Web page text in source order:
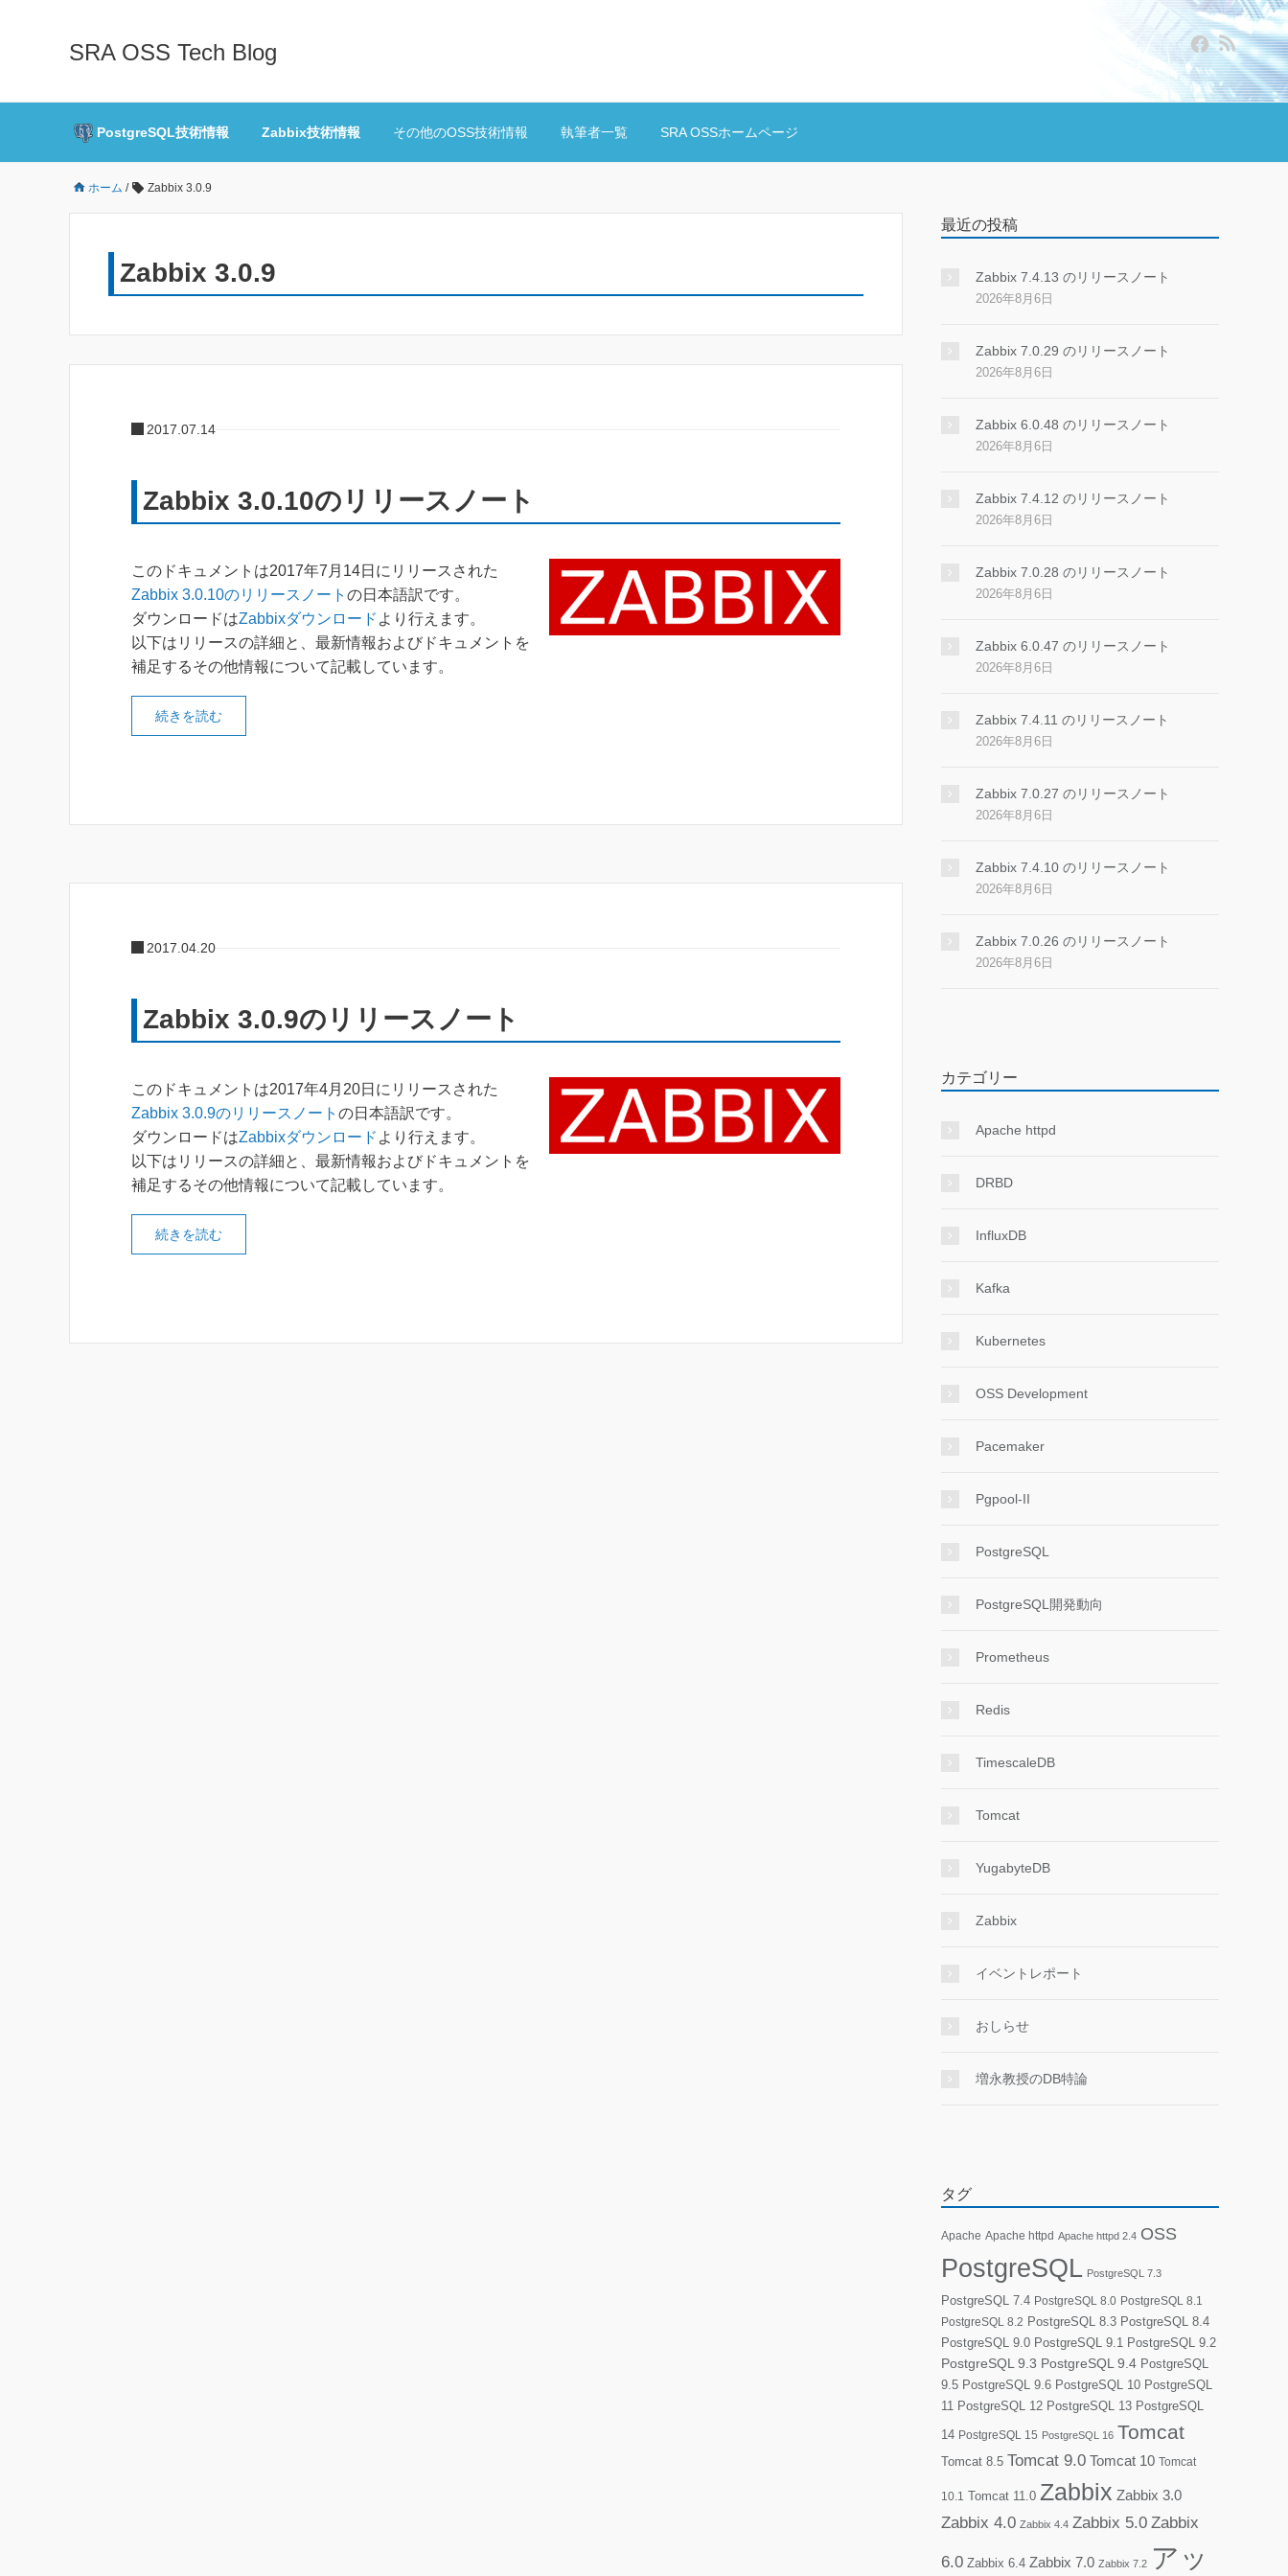
SRA OSS Tech Blog
PostgreSQL技術情報 Zabbix技術情報 その他のOSS技術情報 執筆者一覧 SRA OSSホームページ
ホーム / Zabbix 3.0.9
Zabbix 3.0.9
2017.07.14
Zabbix 3.0.10のリリースノート
このドキュメントは2017年7月14日にリリースされた
Zabbix 3.0.10のリリースノート の日本語訳です。
ダウンロードはZabbixダウンロード より行えます。
以下はリリースの詳細と、最新情報およびドキュメントを
補足するその他情報について記載しています。
続きを読む
2017.04.20
Zabbix 3.0.9のリリースノート
このドキュメントは2017年4月20日にリリースされた
Zabbix 3.0.9のリリースノート の日本語訳です。
ダウンロードはZabbixダウンロード より行えます。
以下はリリースの詳細と、最新情報およびドキュメントを
補足するその他情報について記載しています。
続きを読む
最近の投稿
Zabbix 7.4.13 のリリースノート
2026年8月6日
Zabbix 7.0.29 のリリースノート
2026年8月6日
Zabbix 6.0.48 のリリースノート
2026年8月6日
Zabbix 7.4.12 のリリースノート
2026年8月6日
Zabbix 7.0.28 のリリースノート
2026年8月6日
Zabbix 6.0.47 のリリースノート
2026年8月6日
Zabbix 7.4.11 のリリースノート
2026年8月6日
Zabbix 7.0.27 のリリースノート
2026年8月6日
Zabbix 7.4.10 のリリースノート
2026年8月6日
Zabbix 7.0.26 のリリースノート
2026年8月6日
カテゴリー
Apache httpd
DRBD
InfluxDB
Kafka
Kubernetes
OSS Development
Pacemaker
Pgpool-II
PostgreSQL
PostgreSQL開発動向
Prometheus
Redis
TimescaleDB
Tomcat
YugabyteDB
Zabbix
イベントレポート
おしらせ
増永教授のDB特論
タグ
Apache Apache httpd Apache httpd 2.4 OSS
PostgreSQL PostgreSQL 7.3
PostgreSQL 7.4 PostgreSQL 8.0 PostgreSQL 8.1
PostgreSQL 8.2 PostgreSQL 8.3 PostgreSQL 8.4
PostgreSQL 9.0 PostgreSQL 9.1 PostgreSQL 9.2
PostgreSQL 9.3 PostgreSQL 9.4 PostgreSQL
9.5 PostgreSQL 9.6 PostgreSQL 10 PostgreSQL
11 PostgreSQL 12 PostgreSQL 13 PostgreSQL
14 PostgreSQL 15 PostgreSQL 16 Tomcat
Tomcat 8.5 Tomcat 9.0 Tomcat 10 Tomcat
10.1 Tomcat 11.0 Zabbix Zabbix 3.0
Zabbix 4.0 Zabbix 4.4 Zabbix 5.0 Zabbix
6.0 Zabbix 6.4 Zabbix 7.0 Zabbix 7.2 アッ